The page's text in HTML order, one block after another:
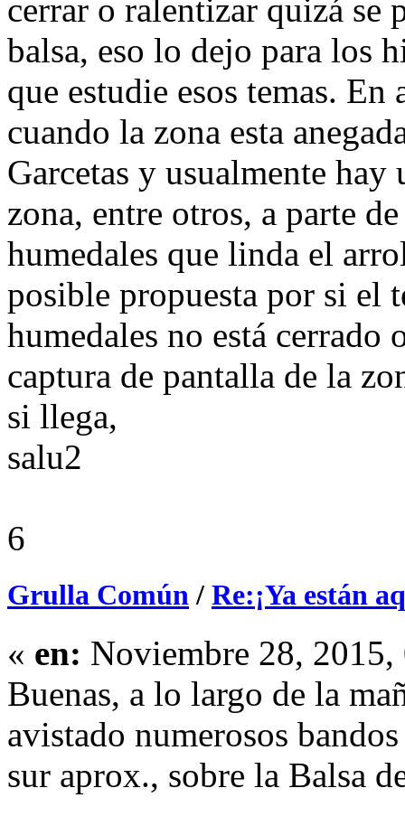
cerrar o ralentizar quizá se
balsa, eso lo dejo para los
que estudie esos temas.
cuando la zona esta
Garcetas y usualmente hay
zona, entre otros, a parte
humedales que linda el
posible propuesta por si el
humedales no está
captura de pantalla de la
si llega,
salu2
6
Grulla Común/ Re:¡Ya están
« en: Noviembre 28,
Buenas, a lo largo de la
avistado numerosos
sur aprox., sobre la Balsa